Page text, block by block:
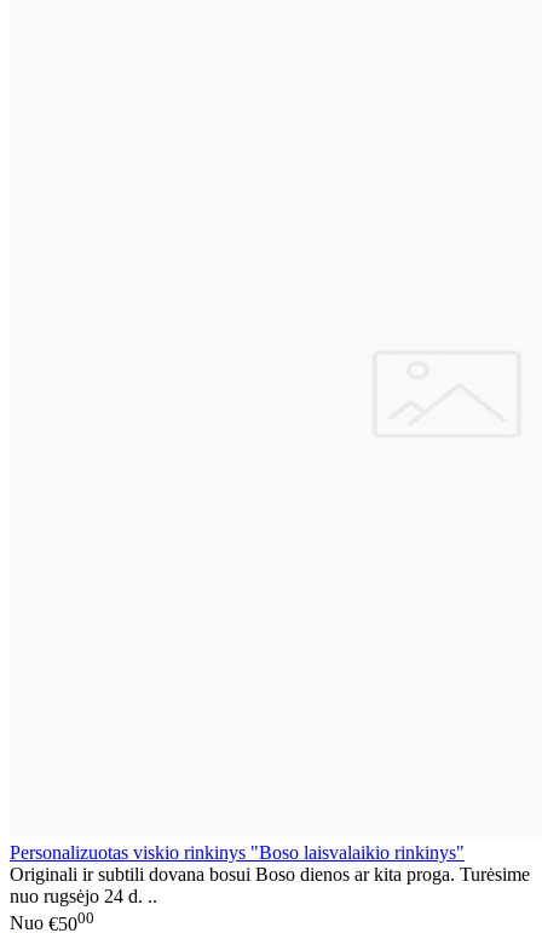
Personalizuotas viskio rinkinys "Boso laisvalaikio rinkinys"
Originali ir subtili dovana bosui Boso dienos ar kita proga. Turėsime
nuo rugsėjo 24 d. ..
Nuo €5000